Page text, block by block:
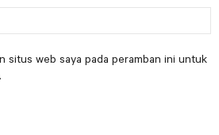
situs web saya pada peramban ini untuk